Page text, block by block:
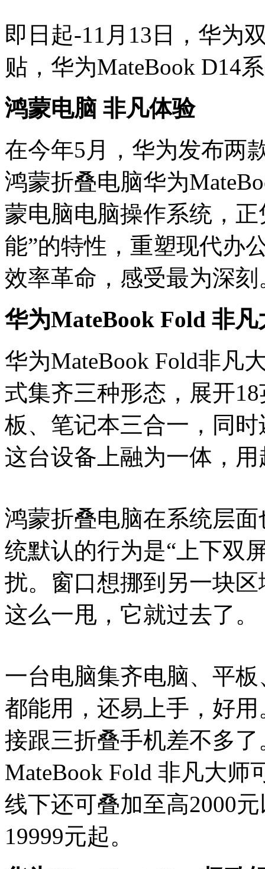
即日起-11月13日，华为
贴，华为MateBook D14
鸿蒙电脑 非凡体验
在今年5月，华为发布两
鸿蒙折叠电脑华为
蒙电脑电脑操作系统，
能”的特性，重塑现代办
效率革命，感受最为深刻
华为MateBook Fold 非
华为MateBook Fold非凡
式集齐三种形态，展开
板、笔记本三合一，同
这台设备上融为一体，
鸿蒙折叠电脑在系统层
统默认的行为是“上下双
扰。窗口想挪到另一块
这么一甩，它就过去了。
一台电脑集齐电脑、平
都能用，还易上手，好
接跟三折叠手机差不多
MateBook Fold 非凡大师
线下还可叠加至高2000
19999元起。